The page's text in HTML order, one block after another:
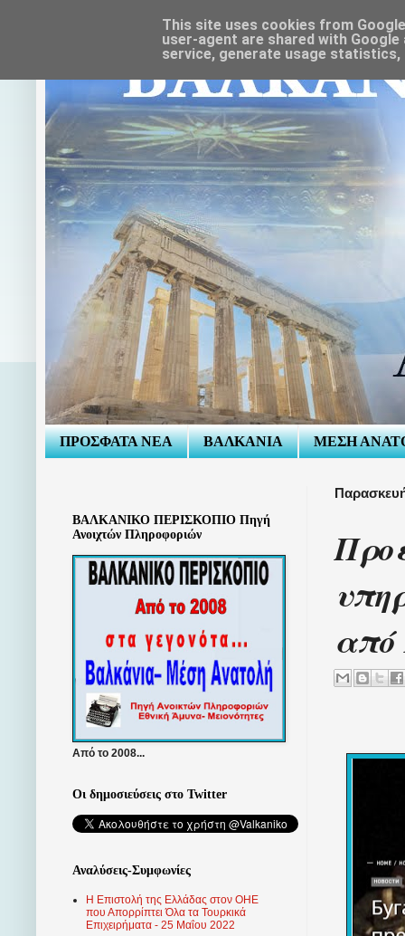
ΠΡΟΣΦΑΤΑ ΝΕΑ ΒΑΛΚΑΝΙΑ ΜΕΣΗ
από
ΒΑΛΚΑΝΙΚΟ ΠΕΡΙΣΚΟΠΙΟ Πηγή
Ανοιχτών Πληροφοριών
Από το 2008...
Οι δημοσιεύσεις στο Twitter
Αναλύσεις-Συμφωνίες
Η Επιστολή της Ελλάδας στον ΟΗΕ
που Απορρίπτει Όλα τα Τουρκικά
Επιχειρήματα - 25 Μαΐου 2022
This site uses cookies from
user-agent are shared with
service, generate usage statistics,